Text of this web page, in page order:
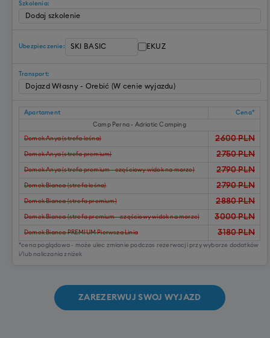
Szkolenia:
Ubezpieczenie: EKUZ
Transport:
Apartament
Cena*
Camp Perna - Adriatic Camping
Domek Anya (strefa leśna) 2600PLN
Domek Anya (strefa premium) 2750PLN
Domek Anya (strefa premium - częściowy widok na morze) 2790PLN
Domek Bianca (strefa leśna) 2790PLN
Domek Bianca (strefa premium) 2880PLN
Domek Bianca (strefa premium - częściowy widok na morze) 3000PLN
Domek Bianca PREMIUM Pierwsza Linia 3180PLN
*cena poglądowa - może ulec zmianie podczas rezerwacji przy wyborze dodatków
i/lub naliczania zniżek
ZAREZERWUJ SWOJ WYJAZD